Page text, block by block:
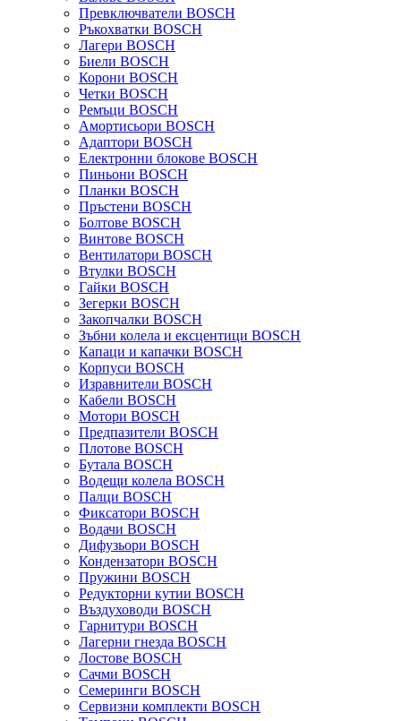
Превключватели BOSCH
Ръкохватки BOSCH
Лагери BOSCH
Биели BOSCH
Корони BOSCH
Четки BOSCH
Ремъци BOSCH
Амортисьори BOSCH
Адаптори BOSCH
Електронни блокове BOSCH
Пиньони BOSCH
Планки BOSCH
Пръстени BOSCH
Болтове BOSCH
Винтове BOSCH
Вентилатори BOSCH
Втулки BOSCH
Гайки BOSCH
Зегерки BOSCH
Закопчалки BOSCH
Зъбни колела и ексцентици BOSCH
Капаци и капачки BOSCH
Корпуси BOSCH
Изравнители BOSCH
Кабели BOSCH
Мотори BOSCH
Предпазители BOSCH
Плотове BOSCH
Бутала BOSCH
Водещи колела BOSCH
Палци BOSCH
Фиксатори BOSCH
Водачи BOSCH
Дифузьори BOSCH
Кондензатори BOSCH
Пружини BOSCH
Редукторни кутии BOSCH
Въздуховоди BOSCH
Гарнитури BOSCH
Лагерни гнезда BOSCH
Лостове BOSCH
Сачми BOSCH
Семеринги BOSCH
Сервизни комплекти BOSCH